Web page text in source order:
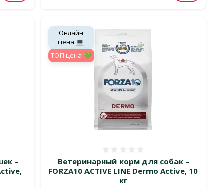
–
Ветеринарный корм для собак –
FORZA10 ACTIVE LINE Dermo Active, 10
кг
Онлайн
цена 💻
TOП цена 💚